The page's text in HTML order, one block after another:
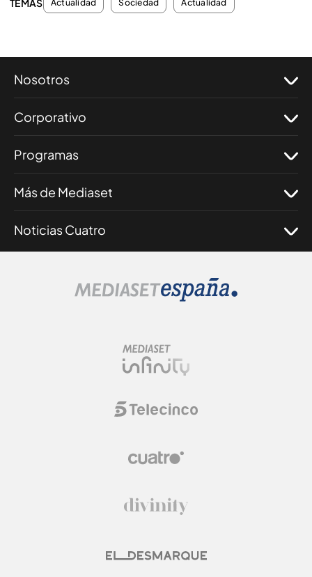
TEMAS Actualidad Sociedad Actualidad
Nosotros
Corporativo
Programas
Más de Mediaset
Noticias Cuatro